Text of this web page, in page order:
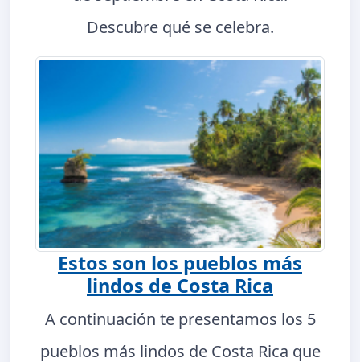
Descubre qué se celebra.
Estos son los pueblos más
lindos de Costa Rica
A continuación te presentamos los 5
pueblos más lindos de Costa Rica que